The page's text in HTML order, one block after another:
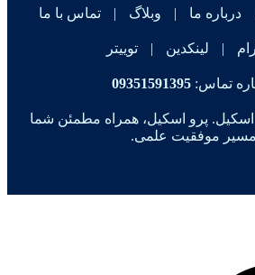
درباره ما | وبلاگ | تماس با ما
| لینکدین | توییتر
تماس:09351591395
اسکیل. پرو اسکیل، همراه مطمئن شما
موفقیت علمی.